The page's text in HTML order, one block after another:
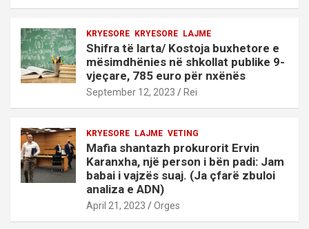
KRYESORE KRYESORE LAJME
Shifra të larta/ Kostoja buxhetore e
mësimdhënies në shkollat publike 9-
vjeçare, 785 euro për nxënës
September 12, 2023 Rei
KRYESORE LAJME VETING
Mafia shantazh prokurorit Ervin
Karanxha, një person i bën padi: Jam
babai i vajzës suaj. (Ja çfarë zbuloi
analiza e ADN)
April 21, 2023 Orges